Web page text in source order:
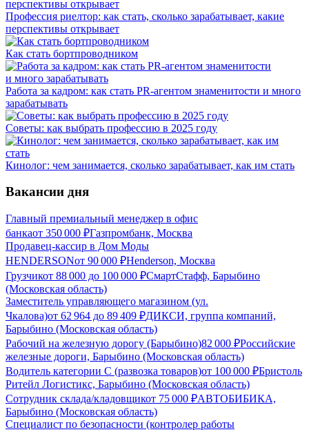
Профессия риелтор: как стать, сколько зарабатывает, какие
перспективы открывает
Как стать бортпроводником
Работа за кадром: как стать PR-агентом знаменитости и много
зарабатывать
Советы: как выбрать профессию в 2025 году
Кинолог: чем занимается, сколько зарабатывает, как им стать
Вакансии дня
Главный премиальный менеджер в офис
банкаот 350 000 ₽Газпромбанк, Москва
Продавец-кассир в Дом Моды
HENDERSONот 90 000 ₽Henderson, Москва
Грузчикот 88 000 до 100 000 ₽СмартСтафф, Барыбино
(Московская область)
Заместитель управляющего магазином (ул.
Чкалова)от 62 964 до 89 409 ₽ДИКСИ, группа компаний,
Барыбино (Московская область)
Рабочий на железную дорогу (Барыбино)82 000 ₽Российские
железные дороги, Барыбино (Московская область)
Водитель категории С (развозка товаров)от 100 000 ₽Бристоль
Ритейл Логистикс, Барыбино (Московская область)
Сотрудник склада/кладовщикот 75 000 ₽АВТОБИБИКА,
Барыбино (Московская область)
Специалист по безопасности (контролер работы